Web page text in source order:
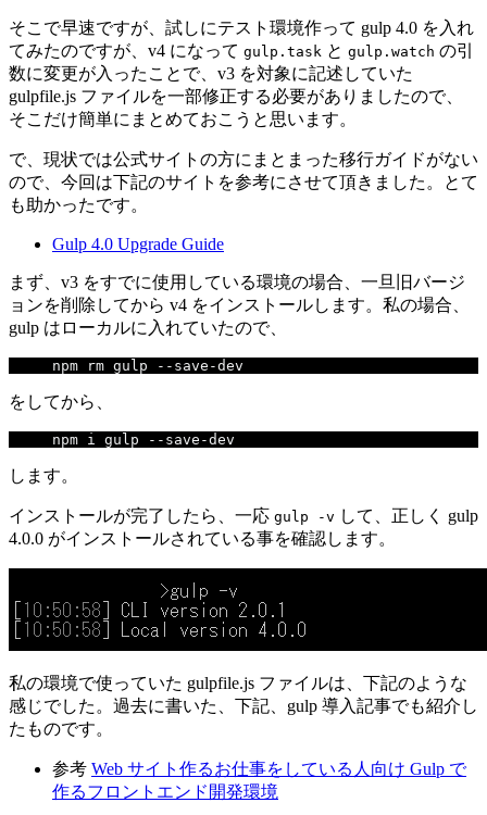
そこで早速ですが、試しにテスト環境作って gulp 4.0 を入れ
てみたのですが、v4 になって gulp.task と gulp.watch の引
数に変更が入ったことで、v3 を対象に記述していた
gulpfile.js ファイルを一部修正する必要がありましたので、
そこだけ簡単にまとめておこうと思います。
で、現状では公式サイトの方にまとまった移行ガイドがない
ので、今回は下記のサイトを参考にさせて頂きました。とて
も助かったです。
Gulp 4.0 Upgrade Guide
まず、v3 をすでに使用している環境の場合、一旦旧バージ
ョンを削除してから v4 をインストールします。私の場合、
gulp はローカルに入れていたので、
npm rm gulp -- save -dev
をしてから、
npm i gulp -- save -dev
します。
インストールが完了したら、一応 gulp -v して、正しく gulp
4.0.0 がインストールされている事を確認します。
私の環境で使っていた gulpfile.js ファイルは、下記のような
感じでした。過去に書いた、下記、gulp 導入記事でも紹介し
たものです。
参考 Web サイト作るお仕事をしている人向け Gulp で
作るフロントエンド開発環境